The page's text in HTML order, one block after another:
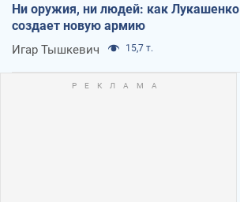
Ни оружия, ни людей: как Лукашенко
создает новую армию
Игар Тышкевич 15,7 т.